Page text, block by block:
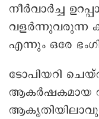
നീർവാർച്ച
വളർന്നുവരുന്ന
എന്നും ഒരേ
ടോപിയറി
ആകർഷകമായ